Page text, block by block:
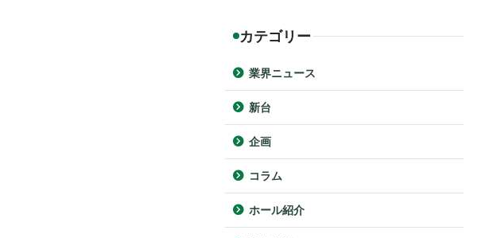
カテゴリー
業界ニュース
新台
企画
コラム
ホール紹介